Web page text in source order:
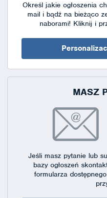
Określ jakie ogłoszenia
mail i bądź na bieżąco
naborami! Kliknij i
MASZ
Jeśli masz pytanie lub
bazy ogłoszeń
formularza dostępnego